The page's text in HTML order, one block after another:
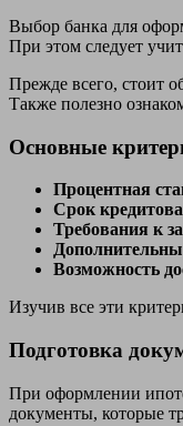
Выбор банка для
При этом следует
Прежде всего, стоит
Также полезно
Основные
Процентная
Срок
Требования к
Возможность
Изучив все эти
Подготовка
При оформлении
документы, которые